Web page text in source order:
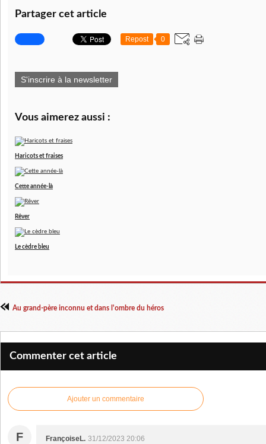
Partager cet article
Repost 0
S'inscrire à la newsletter
Vous aimerez aussi :
Haricots et fraises
Cette année-là
Rêver
Le cèdre bleu
Au grand-père inconnu et dans l'ombre du héros
Commenter cet article
Ajouter un commentaire
F FrançoiseL. 31/12/2023 20:06